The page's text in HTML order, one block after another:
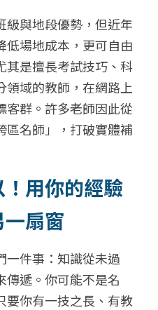
級與地段優勢，但近年
低場地成本，更可自由
其是擅長考試技巧、科
領域的教師，在網路上
客群。許多老師因此從
區名師」，打破實體補
用你的經驗
扇窗
一件事：知識從未過
傳遞。你可能不是名
要你有一技之長、有教